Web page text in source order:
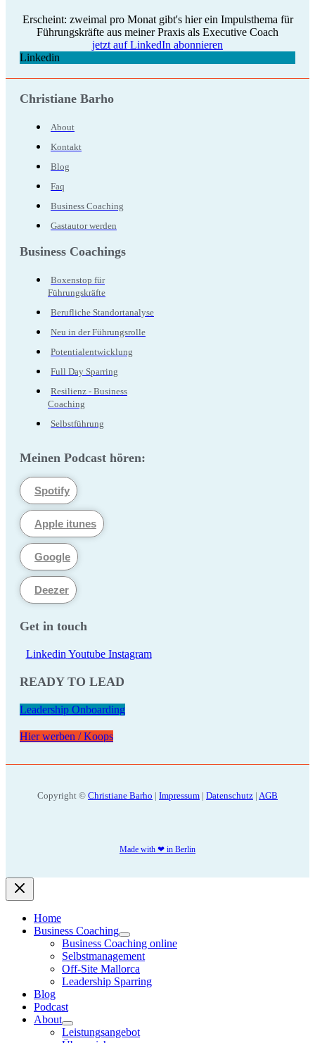
Erscheint: zweimal pro Monat gibt's hier ein Impulsthema für
Führungskräfte aus meiner Praxis als Executive Coach
jetzt auf LinkedIn abonnieren
Linkedin
Christiane Barho
About
Kontakt
Blog
Faq
Business Coaching
Gastautor werden
Business Coachings
Boxenstop für
Führungskräfte
Berufliche Standortanalyse
Neu in der Führungsrolle
Potentialentwicklung
Full Day Sparring
Resilienz - Business
Coaching
Selbstführung
Meinen Podcast hören:
Spotify
Apple itunes
Google
Deezer
Get in touch
Linkedin Youtube Instagram
READY TO LEAD
Leadership Onboarding
Hier werben / Koops
Copyright © Christiane Barho | Impressum | Datenschutz | AGB
Made with ❤ in Berlin
Home
Business Coaching
Business Coaching online
Selbstmanagement
Off-Site Mallorca
Leadership Sparring
Blog
Podcast
About
Leistungsangebot